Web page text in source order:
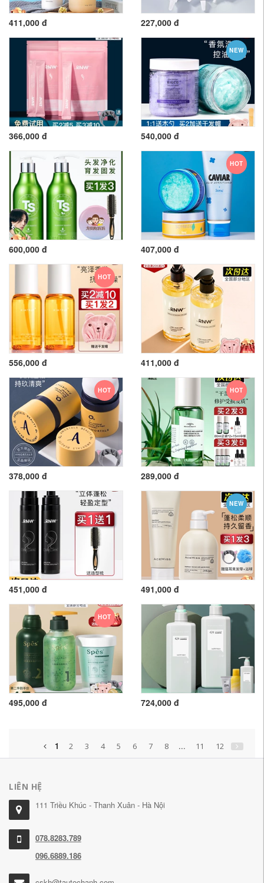
411,000 đ 227,000 đ
366,000 đ
NEW
540,000 đ
600,000 đ
HOT
407,000 đ
HOT
556,000 đ 411,000 đ
HOT
378,000 đ
HOT
289,000 đ
451,000 đ
NEW
491,000 đ
HOT
495,000 đ 724,000 đ
1 2 3 4 5 6 7 8 ... 11 12
LIÊN HỆ
111 Triều Khúc - Thanh Xuân - Hà Nội
078.8283.789
096.6889.186